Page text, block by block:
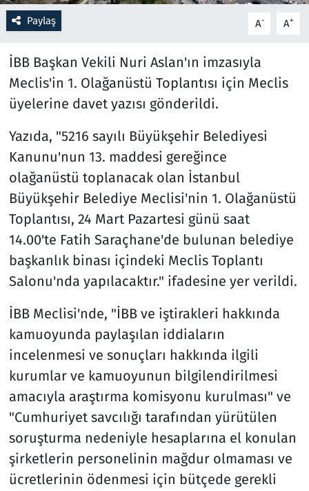
Paylaş A- A+
İBB Başkan Vekili Nuri Aslan'ın imzasıyla
Meclis'in 1. Olağanüstü Toplantısı için Meclis
üyelerine davet yazısı gönderildi.
Yazıda, "5216 sayılı Büyükşehir Belediyesi
Kanunu'nun 13. maddesi gereğince
olağanüstü toplanacak olan İstanbul
Büyükşehir Belediye Meclisi'nin 1. Olağanüstü
Toplantısı, 24 Mart Pazartesi günü saat
14.00'te Fatih Saraçhane'de bulunan belediye
başkanlık binası içindeki Meclis Toplantı
Salonu'nda yapılacaktır." ifadesine yer verildi.
İBB Meclisi'nde, "İBB ve iştirakleri hakkında
kamuoyunda paylaşılan iddiaların
incelenmesi ve sonuçları hakkında ilgili
kurumlar ve kamuoyunun bilgilendirilmesi
amacıyla araştırma komisyonu kurulması" ve
"Cumhuriyet savcılığı tarafından yürütülen
soruşturma nedeniyle hesaplarına el konulan
şirketlerin personelinin mağdur olmaması ve
ücretlerinin ödenmesi için bütçede gerekli
Seçim 2023
Teknoloji ve Bilim